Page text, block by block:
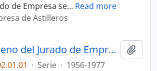
de Empresa se… Read more
de Astilleros
Actas del Pleno del Jurado de Empresa de Astilleros de Sevilla
· Serie · 1956-1977